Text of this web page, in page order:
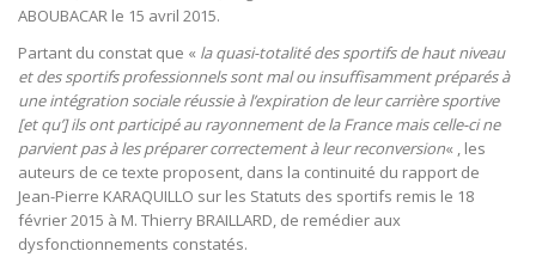
ABOUBACAR le 15 avril 2015.
Partant du constat que « la quasi-totalité des sportifs de haut niveau
et des sportifs professionnels sont mal ou insuffisamment préparés à
une intégration sociale réussie à l’expiration de leur carrière sportive
[et qu’] ils ont participé au rayonnement de la France mais celle-ci ne
parvient pas à les préparer correctement à leur reconversion« , les
auteurs de ce texte proposent, dans la continuité du rapport de
Jean-Pierre KARAQUILLO sur les Statuts des sportifs remis le 18
février 2015 à M. Thierry BRAILLARD, de remédier aux
dysfonctionnements constatés.